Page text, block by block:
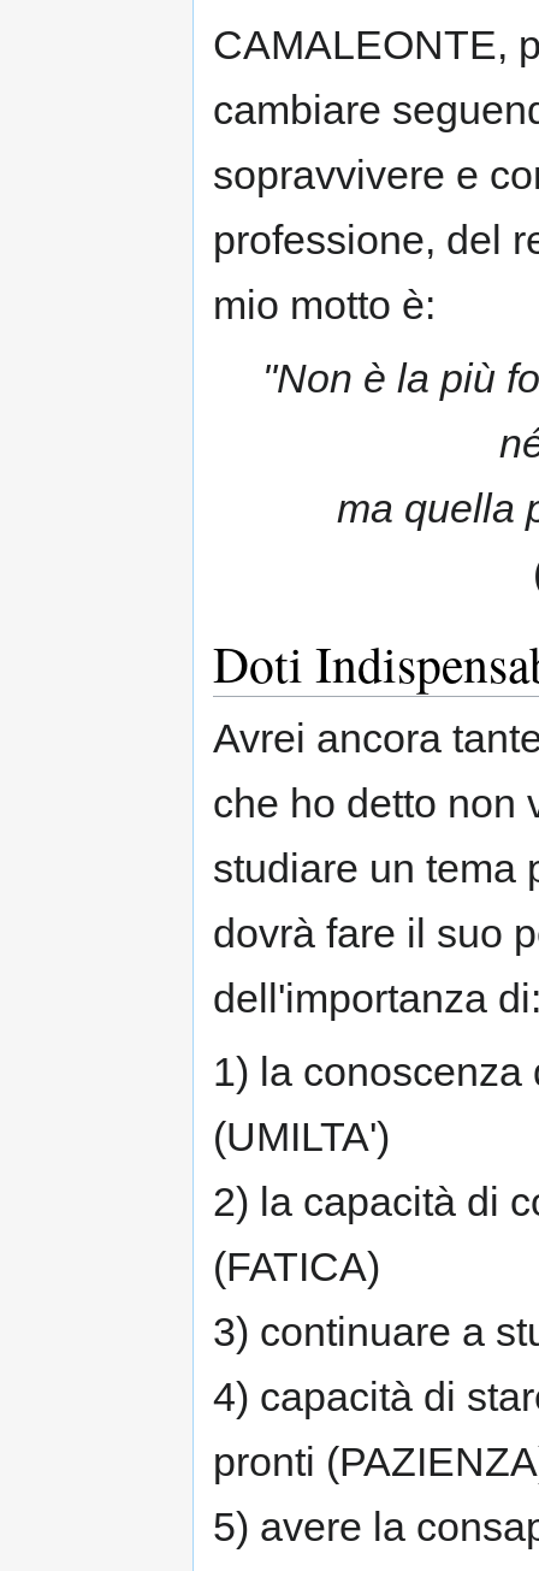
CAMALEONTE,
cambiare
sopravvivere e
professione, del
mio motto è:
"Non è la più
ma quella
Doti
Avrei ancora
che ho detto non
studiare un tema
dovrà fare il suo
dell'importanza
1) la
(UMILTA')
2) la capacità di
(FATICA)
3) continuare a
4) capacità di
pronti
5) avere la